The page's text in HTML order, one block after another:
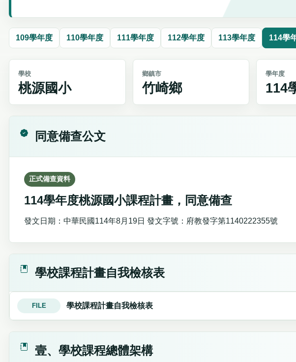
109學年度 110學年度 111學年度 112學年度 113學年度 114學
學校
桃源國小
鄉鎮市
竹崎鄉
學年度
114
同意備查公文
正式備查資料
114學年度桃源國小課程計畫，同意備查
發文日期：中華民國114年8月19日 發文字號：府教發字第1140222355號
學校課程計畫自我檢核表
FILE 學校課程計畫自我檢核表
壹、學校課程總體架構